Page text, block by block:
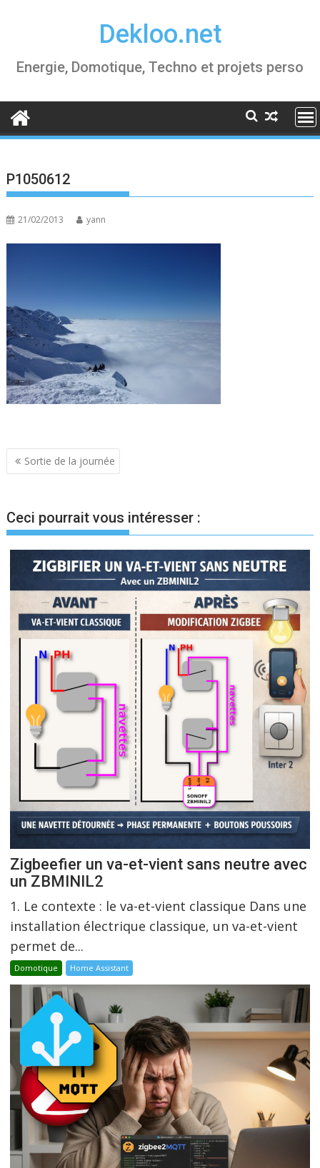
Dekloo.net
Energie, Domotique, Techno et projets perso
P1050612
21/02/2013 yann
Navigation
l’article
Sortie de la journée
Ceci pourrait vous intéresser :
Zigbeefier un va-et-vient sans neutre avec
un ZBMINIL2
1. Le contexte : le va-et-vient classique Dans une
installation électrique classique, un va-et-vient
permet de...
Domotique Home Assistant